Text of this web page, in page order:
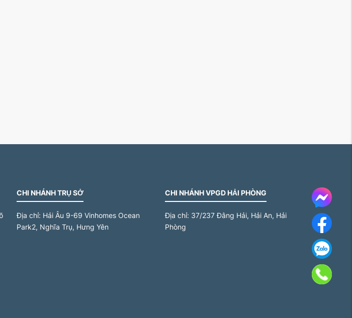
CHI NHÁNH TRỤ SỞ
Địa chỉ: Hải Âu 9-69 Vinhomes Ocean
Park2, Nghĩa Trụ, Hưng Yên
CHI NHÁNH VPGD HẢI PHÒNG
Địa chỉ: 37/237 Đằng Hải, Hải An, Hải
Phòng